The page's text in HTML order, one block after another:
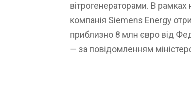
вітрогенераторами. В рамках
компанія Siemens Energy
приблизно 8 млн євро від
— за повідомленням